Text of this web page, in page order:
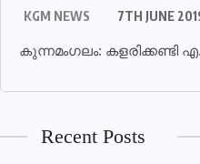
KGM NEWS 7TH JUNE
കുന്നമംഗലം:
Recent Posts